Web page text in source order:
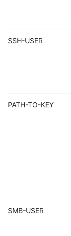
SSH-USER
PATH-TO-KEY
SMB-USER